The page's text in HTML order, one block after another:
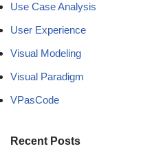
Use Case Analysis
User Experience
Visual Modeling
Visual Paradigm
VPasCode
Recent Posts